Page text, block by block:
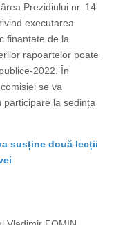
Prezidiului nr. 14
executarea
finanțate de la
rapoartelor poate
2022. În
se va
la ședința
susține două lecții